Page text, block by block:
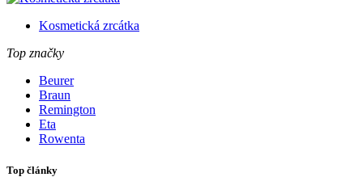
Kosmetická zrcátka
Top značky
Beurer
Braun
Remington
Eta
Rowenta
Top články